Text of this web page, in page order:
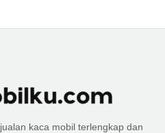
kaca mobil terlengkap dan